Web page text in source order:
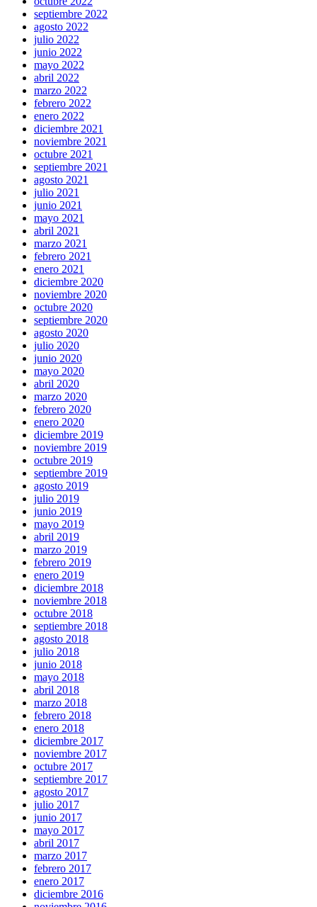
septiembre 2022
agosto 2022
julio 2022
junio 2022
mayo 2022
abril 2022
marzo 2022
febrero 2022
enero 2022
diciembre 2021
noviembre 2021
octubre 2021
septiembre 2021
agosto 2021
julio 2021
junio 2021
mayo 2021
abril 2021
marzo 2021
febrero 2021
enero 2021
diciembre 2020
noviembre 2020
octubre 2020
septiembre 2020
agosto 2020
julio 2020
junio 2020
mayo 2020
abril 2020
marzo 2020
febrero 2020
enero 2020
diciembre 2019
noviembre 2019
octubre 2019
septiembre 2019
agosto 2019
julio 2019
junio 2019
mayo 2019
abril 2019
marzo 2019
febrero 2019
enero 2019
diciembre 2018
noviembre 2018
octubre 2018
septiembre 2018
agosto 2018
julio 2018
junio 2018
mayo 2018
abril 2018
marzo 2018
febrero 2018
enero 2018
diciembre 2017
noviembre 2017
octubre 2017
septiembre 2017
agosto 2017
julio 2017
junio 2017
mayo 2017
abril 2017
marzo 2017
febrero 2017
enero 2017
diciembre 2016